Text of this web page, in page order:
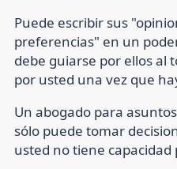
Puede escribir sus
preferencias" en un
debe guiarse por ellos al
por usted una vez que
Un abogado para
sólo puede tomar
usted no tiene